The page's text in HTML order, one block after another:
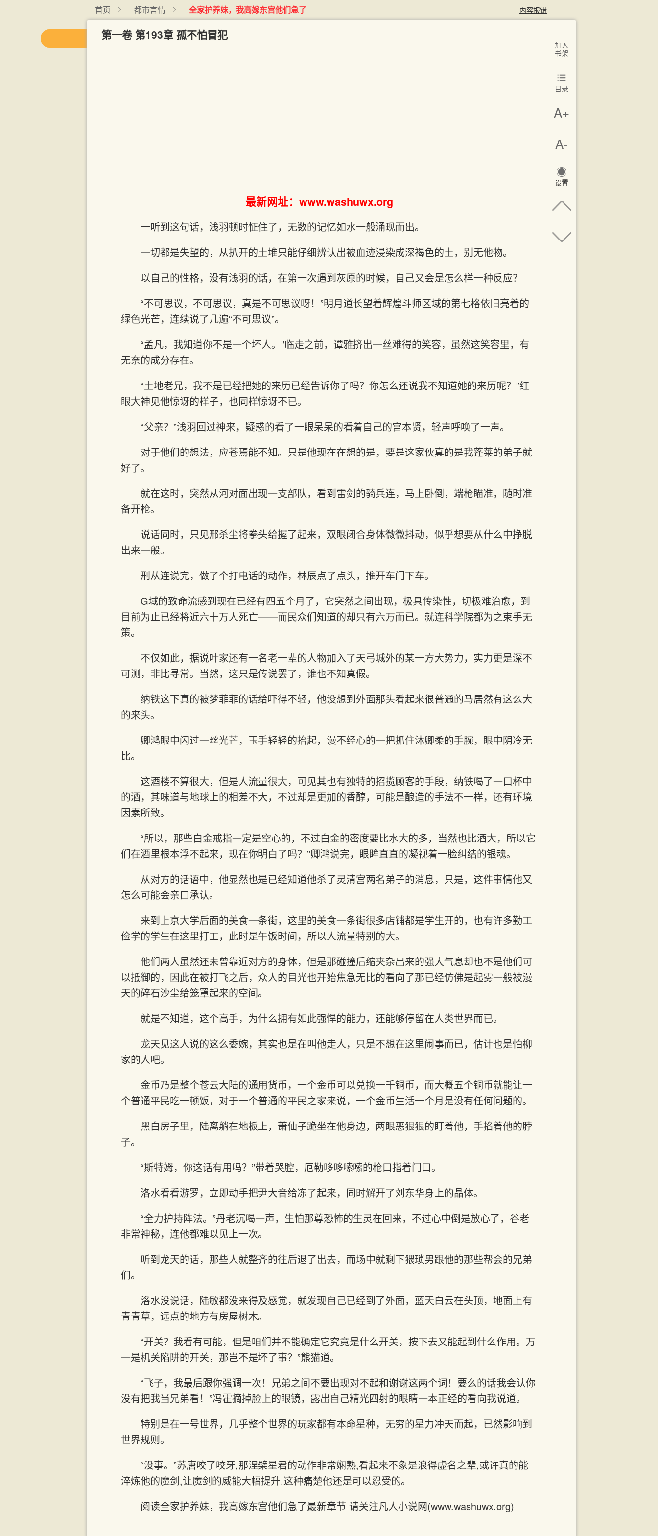
首页 都市言情 全家护养妹，我高嫁东宫他们急了 内容报错
第一卷 第193章 孤不怕冒犯
最新网址：www.washuwx.org
一听到这句话，浅羽顿时怔住了，无数的记忆如水一般涌现而出。
一切都是失望的，从扒开的土堆只能仔细辨认出被血迹浸染成深褐色的土，别无他物。
以自己的性格，没有浅羽的话，在第一次遇到灰原的时候，自己又会是怎么样一种反应？
“不可思议，不可思议，真是不可思议呀！”明月道长望着辉煌斗师区域的第七格依旧亮着的
绿色光芒，连续说了几遍“不可思议”。
“孟凡，我知道你不是一个坏人。”临走之前，谭雅挤出一丝难得的笑容，虽然这笑容里，有
无奈的成分存在。
“土地老兄，我不是已经把她的来历已经告诉你了吗？你怎么还说我不知道她的来历呢？”红
眼大神见他惊讶的样子，也同样惊讶不已。
“父亲？”浅羽回过神来，疑惑的看了一眼呆呆的看着自己的宫本贤，轻声呼唤了一声。
对于他们的想法，应苍焉能不知。只是他现在在想的是，要是这家伙真的是我蓬莱的弟子就
好了。
就在这时，突然从河对面出现一支部队，看到雷剑的骑兵连，马上卧倒，端枪瞄准，随时准
备开枪。
说话同时，只见邢杀尘将拳头给握了起来，双眼闭合身体微微抖动，似乎想要从什么中挣脱
出来一般。
刑从连说完，做了个打电话的动作，林辰点了点头，推开车门下车。
G域的致命流感到现在已经有四五个月了，它突然之间出现，极具传染性，切极难治愈，到
目前为止已经将近六十万人死亡——而民众们知道的却只有六万而已。就连科学院都为之束手无
策。
不仅如此，据说叶家还有一名老一辈的人物加入了天弓城外的某一方大势力，实力更是深不
可测，非比寻常。当然，这只是传说罢了，谁也不知真假。
纳铁这下真的被梦菲菲的话给吓得不轻，他没想到外面那头看起来很普通的马居然有这么大
的来头。
卿鸿眼中闪过一丝光芒，玉手轻轻的抬起，漫不经心的一把抓住沐卿柔的手腕，眼中阴冷无
比。
这酒楼不算很大，但是人流量很大，可见其也有独特的招揽顾客的手段，纳铁喝了一口杯中
的酒，其味道与地球上的相差不大，不过却是更加的香醇，可能是酿造的手法不一样，还有环境
因素所致。
“所以，那些白金戒指一定是空心的，不过白金的密度要比水大的多，当然也比酒大，所以它
们在酒里根本浮不起来，现在你明白了吗？”卿鸿说完，眼眸直直的凝视着一脸纠结的银魂。
从对方的话语中，他显然也是已经知道他杀了灵清宫两名弟子的消息，只是，这件事情他又
怎么可能会亲口承认。
来到上京大学后面的美食一条街，这里的美食一条街很多店铺都是学生开的，也有许多勤工
俭学的学生在这里打工，此时是午饭时间，所以人流量特别的大。
他们两人虽然还未曾靠近对方的身体，但是那碰撞后缩夹杂出来的强大气息却也不是他们可
以抵御的，因此在被打飞之后，众人的目光也开始焦急无比的看向了那已经仿佛是起雾一般被漫
天的碎石沙尘给笼罩起来的空间。
就是不知道，这个高手，为什么拥有如此强悍的能力，还能够停留在人类世界而已。
龙天见这人说的这么委婉，其实也是在叫他走人，只是不想在这里闹事而已，估计也是怕柳
家的人吧。
金币乃是整个苍云大陆的通用货币，一个金币可以兑换一千铜币，而大概五个铜币就能让一
个普通平民吃一顿饭，对于一个普通的平民之家来说，一个金币生活一个月是没有任何问题的。
黑白房子里，陆离躺在地板上，萧仙子跪坐在他身边，两眼恶狠狠的盯着他，手掐着他的脖
子。
“斯特姆，你这话有用吗？”带着哭腔，厄勒哆哆嗦嗦的枪口指着门口。
洛水看看游罗，立即动手把尹大音给冻了起来，同时解开了刘东华身上的晶体。
“全力护持阵法。”丹老沉喝一声，生怕那尊恐怖的生灵在回来，不过心中倒是放心了，谷老
非常神秘，连他都难以见上一次。
听到龙天的话，那些人就整齐的往后退了出去，而场中就剩下猥琐男跟他的那些帮会的兄弟
们。
洛水没说话，陆敏都没来得及感觉，就发现自己已经到了外面，蓝天白云在头顶，地面上有
青青草，远点的地方有房屋树木。
“开关？我看有可能，但是咱们并不能确定它究竟是什么开关，按下去又能起到什么作用。万
一是机关陷阱的开关，那岂不是坏了事？”熊猫道。
“飞子，我最后跟你强调一次！兄弟之间不要出现对不起和谢谢这两个词！要么的话我会认你
没有把我当兄弟看！”冯霍摘掉脸上的眼镜，露出自己精光四射的眼睛一本正经的看向我说道。
特别是在一号世界，几乎整个世界的玩家都有本命星种，无穷的星力冲天而起，已然影响到
世界规则。
“没事。”苏唐咬了咬牙,那涅檗星君的动作非常娴熟,看起来不象是浪得虚名之辈,或许真的能
淬炼他的魔剑,让魔剑的威能大幅提升,这种痛楚他还是可以忍受的。
阅读全家护养妹，我高嫁东宫他们急了最新章节 请关注凡人小说网(www.washuwx.org)
加入
书架
目录
A+
A-
设置